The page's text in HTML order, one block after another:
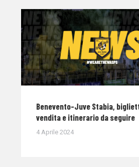
Benevento-Juve Stabia,
vendita e itinerario da seguire
4 Aprile 2024